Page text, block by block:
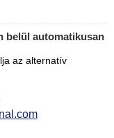
belül automatikusan
az alternatív